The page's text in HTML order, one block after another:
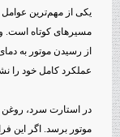
یکی از مهم‌ترین
مسیرهای کوتاه است.
از رسیدن موتور به
عملکرد کامل خود را
در استارت سرد، روغن
موتور برسد. اگر این